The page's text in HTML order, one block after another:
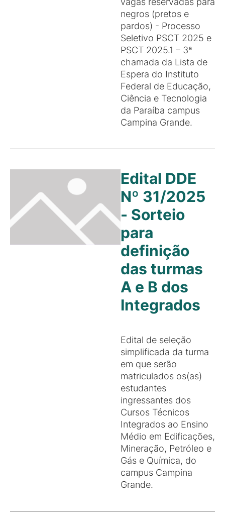
negros (pretos e
pardos) - Processo
Seletivo PSCT 2025 e
PSCT 2025.1 – 3ª
chamada da Lista de
Espera do Instituto
Federal de Educação,
Ciência e Tecnologia
da Paraíba campus
Campina Grande.
Edital DDE
Nº 31/2025
- Sorteio
para
definição
das turmas
A e B dos
Integrados
Edital de seleção
simplificada da turma
em que serão
matriculados os(as)
estudantes
ingressantes dos
Cursos Técnicos
Integrados ao Ensino
Médio em Edificações,
Mineração, Petróleo e
Gás e Química, do
campus Campina
Grande.